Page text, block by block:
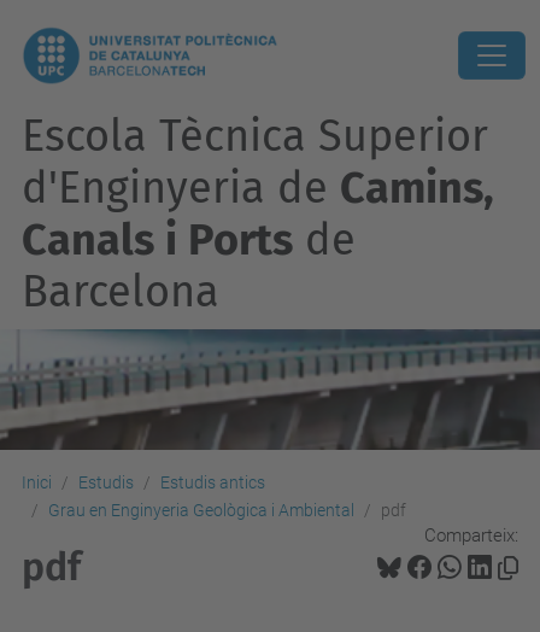
Escola Tècnica Superior
d'Enginyeria de Camins,
Canals i Ports de
Barcelona
Inici Estudis
Estudis antics
Grau en Enginyeria Geològica i Ambiental
pdf
Comparteix:
pdf